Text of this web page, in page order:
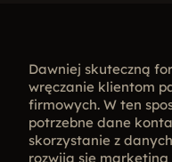
Dawniej skuteczną
wręczanie klientom
firmowych. W ten
potrzebne dane
skorzystanie z
rozwija się